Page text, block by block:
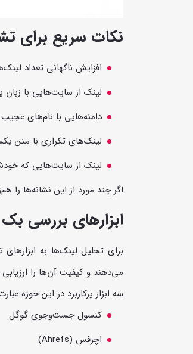
نکات سریع برای
افزایش ناگهانی تعداد
لینک از سایت‌هایی با زبان
دامنه‌هایی با نام‌های عجیب
لینک‌های تکراری با متن
لینک از سایت‌هایی که
اگر چند مورد از این نشانه‌ها
ابزارهای بررسی
برای تحلیل لینک‌ها به
می‌دهند و کیفیت آن‌ها را
سه ابزار پرکاربرد در این حوزه
کنسول جست‌وجوی گوگل
اچرفس (Ahrefs)